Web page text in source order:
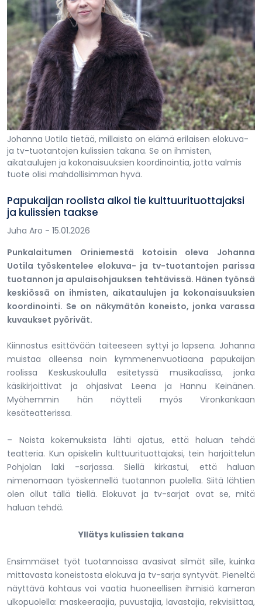
Johanna Uotila tietää, millaista on elämä erilaisen elokuva-
ja tv-tuotantojen kulissien takana. Se on ihmisten,
aikataulujen ja kokonaisuuksien koordinointia, jotta valmis
tuote olisi mahdollisimman hyvä.
Papukaijan roolista alkoi tie kulttuurituottajaksi
ja kulissien taakse
Juha Aro - 15.01.2026
Punkalaitumen Oriniemestä kotoisin oleva Johanna
Uotila työskentelee elokuva- ja tv-tuotantojen parissa
tuotannon ja apulaisohjauksen tehtävissä. Hänen työnsä
keskiössä on ihmisten, aikataulujen ja kokonaisuuksien
koordinointi. Se on näkymätön koneisto, jonka varassa
kuvaukset pyörivät.
Kiinnostus esittävään taiteeseen syttyi jo lapsena. Johanna
muistaa olleensa noin kymmenenvuotiaana papukaijan
roolissa Keskuskoululla esitetyssä musikaalissa, jonka
käsikirjoittivat ja ohjasivat Leena ja Hannu Keinänen.
Myöhemmin hän näytteli myös Vironkankaan
kesäteatterissa.
– Noista kokemuksista lähti ajatus, että haluan tehdä
teatteria. Kun opiskelin kulttuurituottajaksi, tein harjoittelun
Pohjolan laki -sarjassa. Siellä kirkastui, että haluan
nimenomaan työskennellä tuotannon puolella. Siitä lähtien
olen ollut tällä tiellä. Elokuvat ja tv-sarjat ovat se, mitä
haluan tehdä.
Yllätys kulissien takana
Ensimmäiset työt tuotannoissa avasivat silmät sille, kuinka
mittavasta koneistosta elokuva ja tv-sarja syntyvät. Pieneltä
näyttävä kohtaus voi vaatia huoneellisen ihmisiä kameran
ulkopuolella: maskeeraajia, puvustajia, lavastajia, rekvisiittaa,